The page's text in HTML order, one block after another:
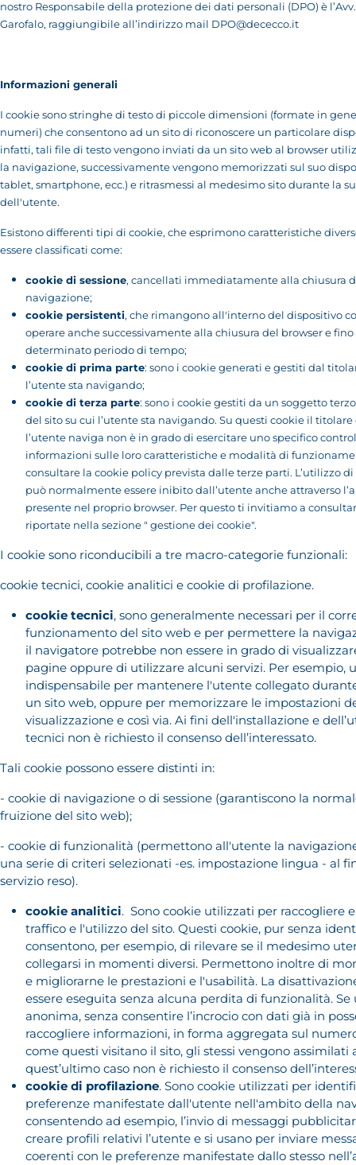
nostro Responsabile della protezione dei dati personali (DPO) è
Garofalo, raggiungibile all’indirizzo mail DPO@dececco.it
Informazioni generali
I cookie sono stringhe di testo di piccole dimensioni (formate in
numeri) che consentono ad un sito di riconoscere un particolare
infatti, tali file di testo vengono inviati da un sito web al browser
la navigazione, successivamente vengono memorizzati sul suo
tablet, smartphone, ecc.) e ritrasmessi al medesimo sito durante la
dell'utente.
Esistono differenti tipi di cookie, che esprimono caratteristiche
essere classificati come:
cookie di sessione, cancellati immediatamente alla chiusura
navigazione;
cookie persistenti, che rimangono all'interno del dispositivo
operare anche successivamente alla chiusura del browser e
determinato periodo di tempo;
cookie di prima parte: sono i cookie generati e gestiti dal
l’utente sta navigando;
cookie di terza parte: sono i cookie gestiti da un soggetto
del sito su cui l’utente sta navigando. Su questi cookie il titolare
l’utente naviga non è in grado di esercitare uno specifico
informazioni sulle loro caratteristiche e modalità di
consultare la cookie policy prevista dalle terze parti. L’utilizzo
può normalmente essere inibito dall’utente anche attraverso
presente nel proprio browser. Per questo ti invitiamo a
riportate nella sezione " gestione dei cookie".
I cookie sono riconducibili a tre macro-categorie funzionali:
cookie tecnici, cookie analitici e cookie di profilazione.
cookie tecnici, sono generalmente necessari per il
funzionamento del sito web e per permettere la
il navigatore potrebbe non essere in grado di
pagine oppure di utilizzare alcuni servizi. Per esempio,
indispensabile per mantenere l'utente collegato
un sito web, oppure per memorizzare le impostazioni
visualizzazione e così via. Ai fini dell'installazione e
tecnici non è richiesto il consenso dell’interessato.
Tali cookie possono essere distinti in:
- cookie di navigazione o di sessione (garantiscono la
fruizione del sito web);
- cookie di funzionalità (permettono all'utente la
una serie di criteri selezionati -es. impostazione lingua - al
servizio reso).
cookie analitici. Sono cookie utilizzati per raccogliere
traffico e l'utilizzo del sito. Questi cookie, pur senza
consentono, per esempio, di rilevare se il medesimo
collegarsi in momenti diversi. Permettono inoltre di
e migliorarne le prestazioni e l'usabilità. La
essere eseguita senza alcuna perdita di funzionalità.
anonima, senza consentire l’incrocio con dati già in
raccogliere informazioni, in forma aggregata sul
come questi visitano il sito, gli stessi vengono assimilati
quest’ultimo caso non è richiesto il consenso
cookie di profilazione. Sono cookie utilizzati per
preferenze manifestate dall'utente nell'ambito della
consentendo ad esempio, l’invio di messaggi
creare profili relativi l’utente e si usano per inviare
coerenti con le preferenze manifestate dallo stesso